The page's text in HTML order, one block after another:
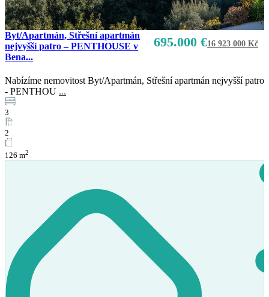
Prodej
K dispozici
695.000 €16 923 000 Kč
Byt/Apartmán, Střešní apartmán
nejvyšší patro – PENTHOUSE v
Bena...
Nabízíme nemovitost Byt/Apartmán, Střešní apartmán nejvyšší patro
- PENTHOU ...
3
2
126 m2